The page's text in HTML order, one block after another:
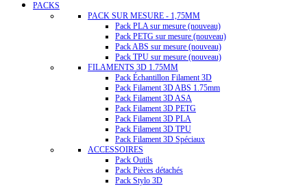
PACKS
PACK SUR MESURE - 1,75MM
Pack PLA sur mesure (nouveau)
Pack PETG sur mesure (nouveau)
Pack ABS sur mesure (nouveau)
Pack TPU sur mesure (nouveau)
FILAMENTS 3D 1.75MM
Pack Échantillon Filament 3D
Pack Filament 3D ABS 1.75mm
Pack Filament 3D ASA
Pack Filament 3D PETG
Pack Filament 3D PLA
Pack Filament 3D TPU
Pack Filament 3D Spéciaux
ACCESSOIRES
Pack Outils
Pack Pièces détachés
Pack Stylo 3D